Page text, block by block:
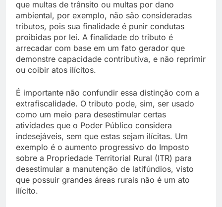
que multas de trânsito ou multas por dano
ambiental, por exemplo, não são consideradas
tributos, pois sua finalidade é punir condutas
proibidas por lei. A finalidade do tributo é
arrecadar com base em um fato gerador que
demonstre capacidade contributiva, e não reprimir
ou coibir atos ilícitos.
É importante não confundir essa distinção com a
extrafiscalidade. O tributo pode, sim, ser usado
como um meio para desestimular certas
atividades que o Poder Público considera
indesejáveis, sem que estas sejam ilícitas. Um
exemplo é o aumento progressivo do Imposto
sobre a Propriedade Territorial Rural (ITR) para
desestimular a manutenção de latifúndios, visto
que possuir grandes áreas rurais não é um ato
ilícito.